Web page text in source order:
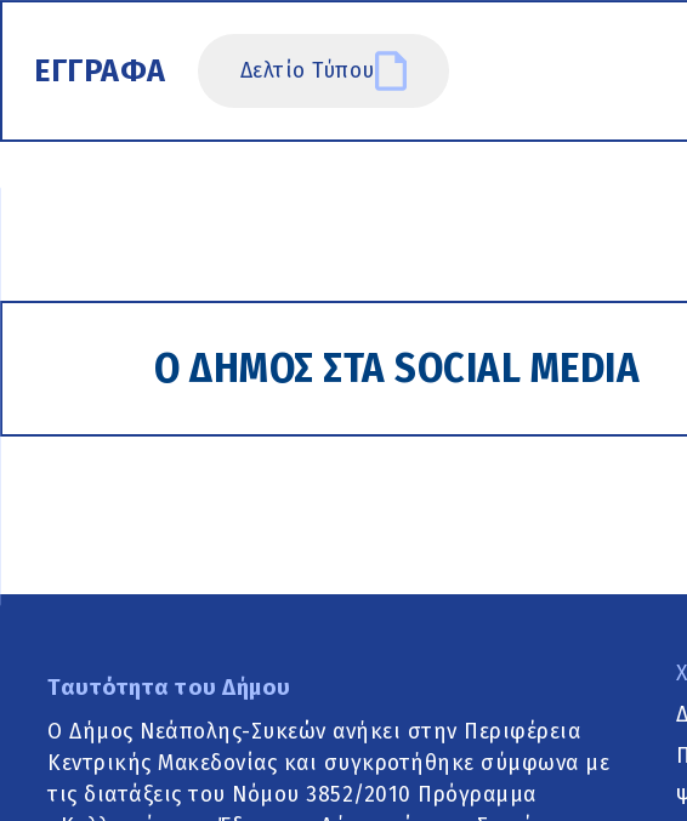
ΕΓΓΡΑΦΑ Δελτίο Τύπου
Ο ΔΗΜΟΣ ΣΤΑ SOCIAL MEDIA
Ταυτότητα του Δήμου
Ο Δήμος Νεάπολης-Συκεών ανήκει στην Περιφέρεια
Κεντρικής Μακεδονίας και συγκροτήθηκε σύμφωνα με
τις διατάξεις του Νόμου 3852/2010 Πρόγραμμα